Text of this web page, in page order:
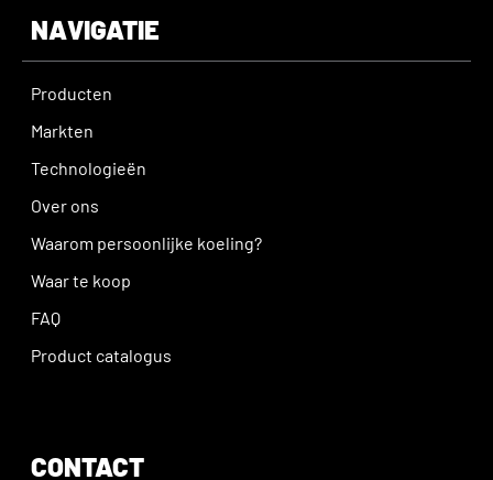
NAVIGATIE
Producten
Markten
Technologieën
Over ons
Waarom persoonlijke koeling?
Waar te koop
FAQ
Product catalogus
CONTACT